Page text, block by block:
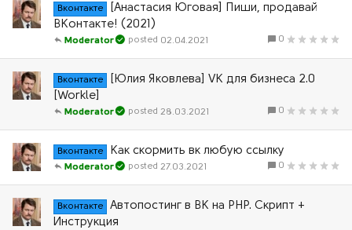
Вконтакте
[Анастасия Юговая] Пиши, продавай
ВКонтакте! (2021)
0
02.04.2021
Moderator
Вконтакте
[Юлия Яковлева] VK для бизнеса 2.0
[Workle]
0
28.03.2021
Moderator
Вконтакте Как скормить вк любую ссылку
0
27.03.2021
Moderator
Вконтакте
Автопостинг в ВК на PHP. Скрипт +
Инструкция